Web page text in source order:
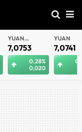
YUAN
OFFSHORE
7,0753
0.28%
0,020
YUAN
7,0741